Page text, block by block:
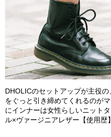
DHOLICのセットアップが主役
をぐっと引き締めてくれるのが
にインナーは女性らしいニット
ル×ヴァージニアレザー【使用歴